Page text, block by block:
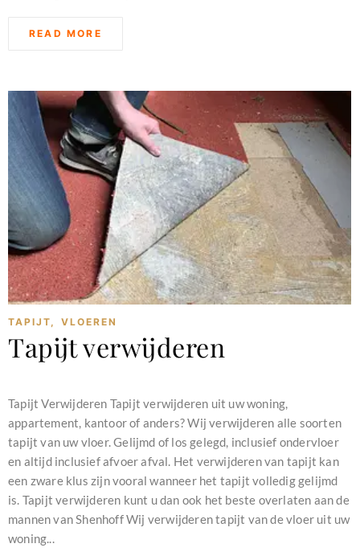
READ MORE
TAPIJT, VLOEREN
Tapijt verwijderen
Tapijt Verwijderen Tapijt verwijderen uit uw woning,
appartement, kantoor of anders? Wij verwijderen alle soorten
tapijt van uw vloer. Gelijmd of los gelegd, inclusief ondervloer
en altijd inclusief afvoer afval. Het verwijderen van tapijt kan
een zware klus zijn vooral wanneer het tapijt volledig gelijmd
is. Tapijt verwijderen kunt u dan ook het beste overlaten aan de
mannen van Shenhoff Wij verwijderen tapijt van de vloer uit uw
woning...